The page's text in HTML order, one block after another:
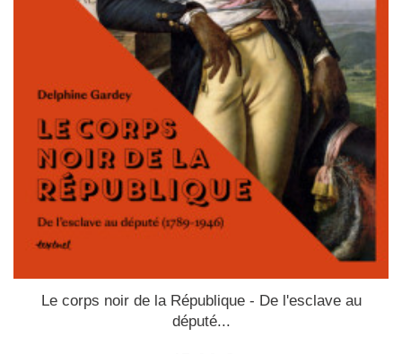
Le corps noir de la République - De l'esclave au
député...